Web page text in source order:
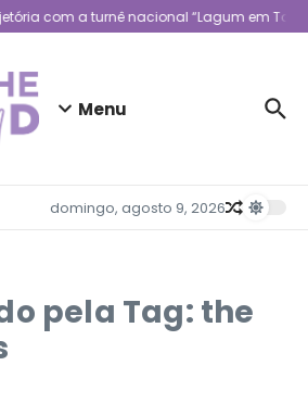
com a turnê nacional “Lagum em Todo
Menu
domingo, agosto 9, 2026
pela Tag: the